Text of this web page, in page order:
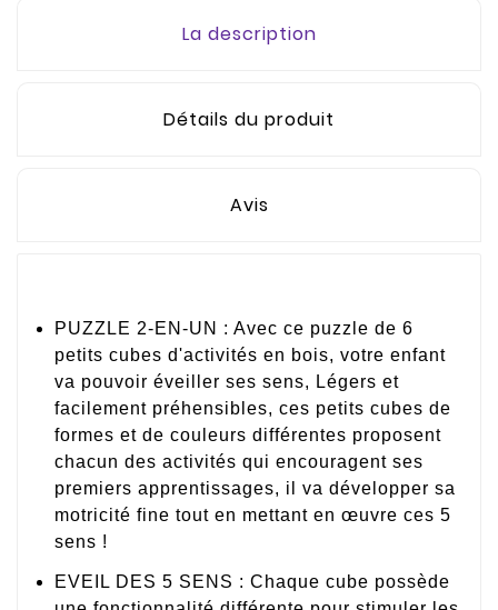
La description
Détails du produit
Avis
PUZZLE 2-EN-UN : Avec ce puzzle de 6
petits cubes d'activités en bois, votre enfant
va pouvoir éveiller ses sens, Légers et
facilement préhensibles, ces petits cubes de
formes et de couleurs différentes proposent
chacun des activités qui encouragent ses
premiers apprentissages, il va développer sa
motricité fine tout en mettant en œuvre ces 5
sens !
EVEIL DES 5 SENS : Chaque cube possède